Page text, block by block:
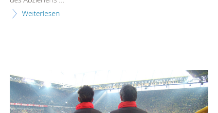
Weiterlesen